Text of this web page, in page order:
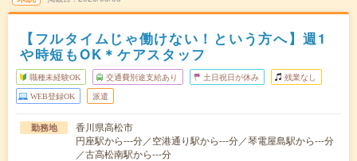
【フルタイムじゃ働けない！という方へ】週1
や時短もOK＊ケアスタッフ
職種未経験OK 交通費別途支給あり 土日祝日が休み 残業なし
WEB登録OK 派遣
勤務地
香川県高松市
円座駅から---分／空港通り駅から---分／琴電屋島駅から---分
／古高松南駅から---分